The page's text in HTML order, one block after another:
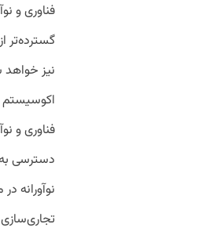
فناوری و
گسترده‌تر
نیز
اکوسیستم
فناوری و
دسترسی
نوآورانه